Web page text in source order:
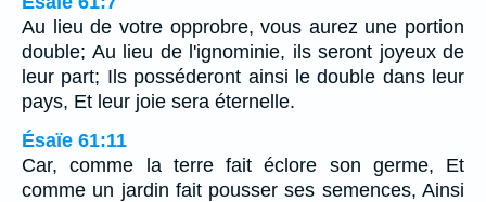
Au lieu de votre opprobre, vous aurez une portion
double; Au lieu de l'ignominie, ils seront joyeux de
leur part; Ils posséderont ainsi le double dans leur
pays, Et leur joie sera éternelle.
Ésaïe 61:11
Car, comme la terre fait éclore son germe, Et
comme un jardin fait pousser ses semences, Ainsi